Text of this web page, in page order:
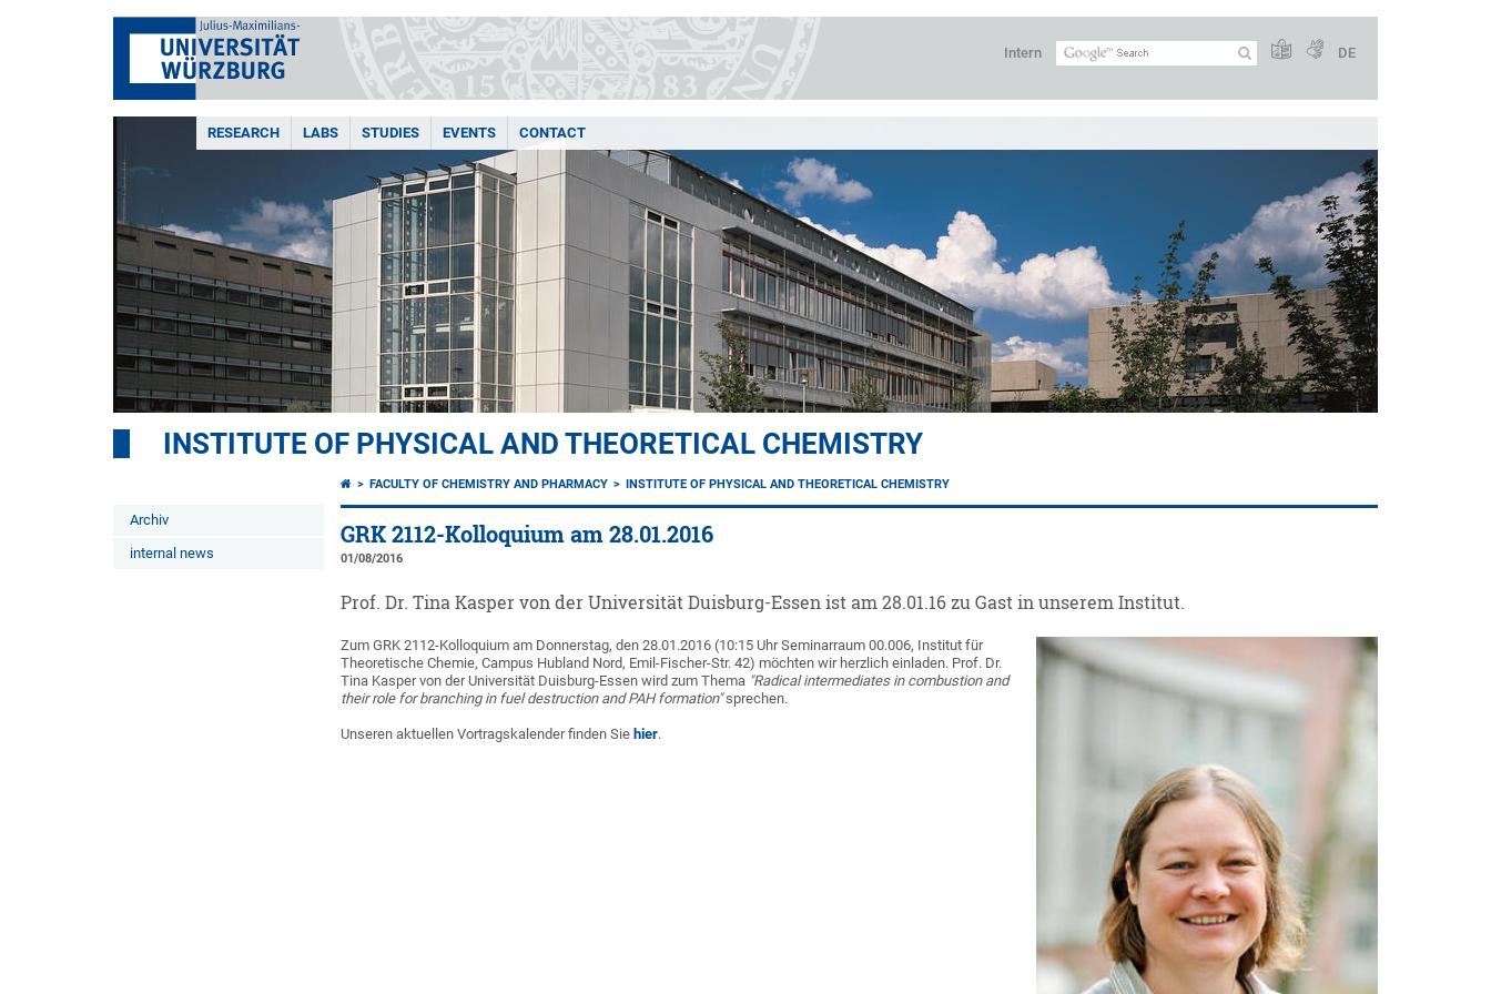
Intern DE
RESEARCH LABS STUDIES EVENTS CONTACT
INSTITUTE OF PHYSICAL AND THEORETICAL CHEMISTRY
Archiv
internal news
FACULTY OF CHEMISTRY AND PHARMACY INSTITUTE OF PHYSICAL AND THEORETICAL CHEMISTRY
GRK 2112-Kolloquium am 28.01.2016
01/08/2016
Prof. Dr. Tina Kasper von der Universität Duisburg-Essen ist am 28.01.16 zu Gast in unserem Institut.
Zum GRK 2112-Kolloquium am Donnerstag, den 28.01.2016 (10:15 Uhr Seminarraum 00.006, Institut für
Theoretische Chemie, Campus Hubland Nord, Emil-Fischer-Str. 42) möchten wir herzlich einladen. Prof. Dr.
Tina Kasper von der Universität Duisburg-Essen wird zum Thema "Radical intermediates in combustion and
their role for branching in fuel destruction and PAH formation"sprechen.
Unseren aktuellen Vortragskalender finden Sie hier.